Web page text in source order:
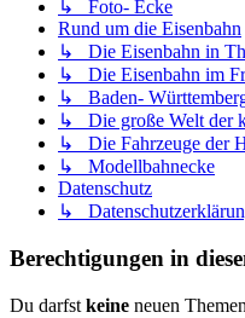
↳ Foto- Ecke
Rund um die Eisenbahn
↳ Die Eisenbahn in
↳ Die Eisenbahn im
↳ Baden-
↳ Die große Welt der
↳ Die Fahrzeuge der
↳ Modellbahnecke
Datenschutz
↳
Berechtigungen in
Du darfst keine neuen